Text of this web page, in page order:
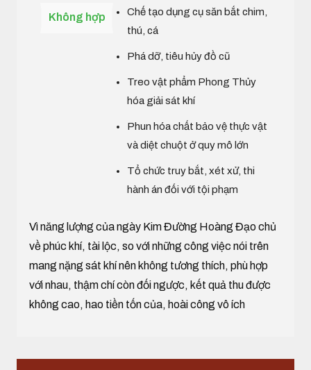
Không hợp
Chế tạo dụng cụ săn bắt chim,
thú, cá
Phá dỡ, tiêu hủy đồ cũ
Treo vật phẩm Phong Thủy
hóa giải sát khí
Phun hóa chất bảo vệ thực vật
và diệt chuột ở quy mô lớn
Tổ chức truy bắt, xét xử, thi
hành án đối với tội phạm
Vì năng lượng của ngày Kim Đường Hoàng Đạo chủ
về phúc khí, tài lộc, so với những công việc nói trên
mang nặng sát khí nên không tương thích, phù hợp
với nhau, thậm chí còn đối ngược, kết quả thu được
không cao, hao tiền tốn của, hoài công vô ích